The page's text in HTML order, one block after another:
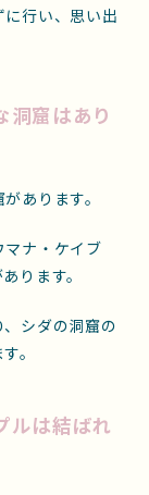
行い、思い出
洞窟はあり
あります。
ナ・ケイブ
ります。
シダの洞窟の
。
ルは結ばれ